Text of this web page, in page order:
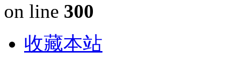
on line 300
收藏本站